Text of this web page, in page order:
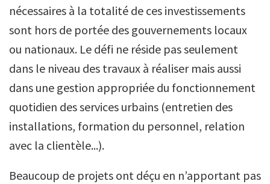
nécessaires à la totalité de ces investissements
sont hors de portée des gouvernements locaux
ou nationaux. Le défi ne réside pas seulement
dans le niveau des travaux à réaliser mais aussi
dans une gestion appropriée du fonctionnement
quotidien des services urbains (entretien des
installations, formation du personnel, relation
avec la clientèle...).
Beaucoup de projets ont déçu en n’apportant pas